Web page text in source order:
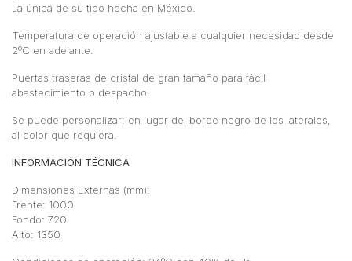
La única de su tipo hecha en México.
Temperatura de operación ajustable a cualquier necesidad desde
2ºC en adelante.
Puertas traseras de cristal de gran tamaño para fácil
abastecimiento o despacho.
Se puede personalizar: en lugar del borde negro de los laterales,
al color que requiera.
INFORMACIÓN TÉCNICA
Dimensiones Externas (mm):
Frente: 1000
Fondo: 720
Alto: 1350